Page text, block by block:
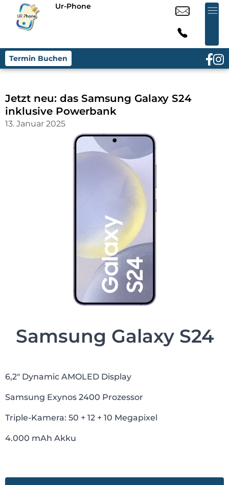
Ur-Phone
Termin Buchen
Jetzt neu: das Samsung Galaxy S24
inklusive Powerbank
13. Januar 2025
Samsung Galaxy S24
6,2″ Dynamic AMOLED Display
Samsung Exynos 2400 Prozessor
Triple-Kamera: 50 + 12 + 10 Megapixel
4.000 mAh Akku